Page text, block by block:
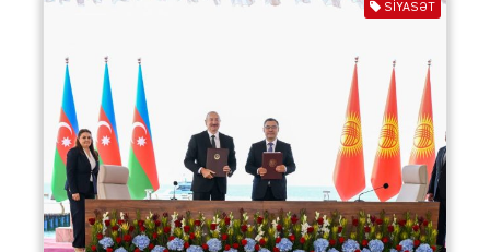
SIYASƏT